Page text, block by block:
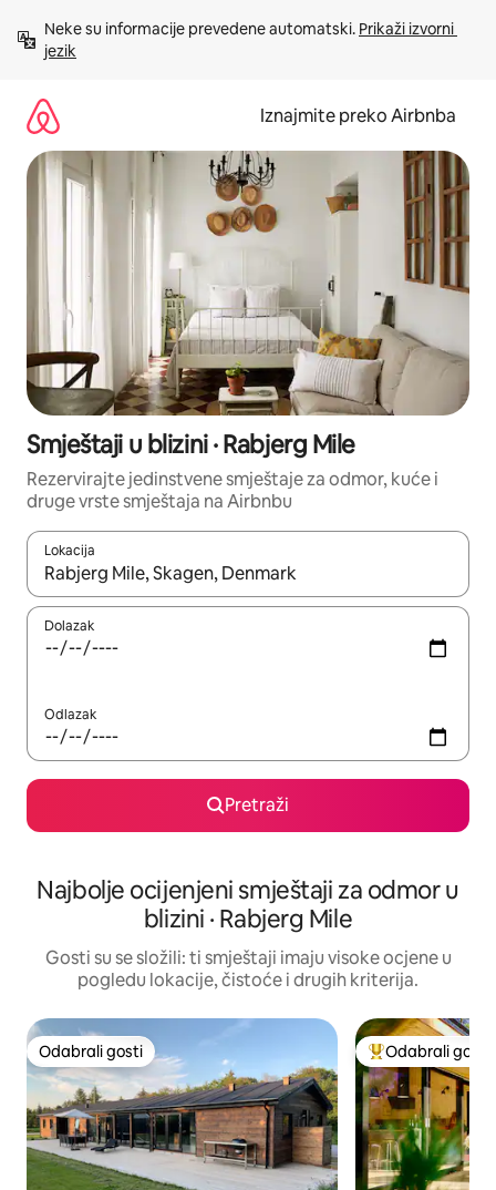
sadržaj
Neke su informacije prevedene automatski. Prikaži izvorni
jezik
Iznajmite preko Airbnba
Smještaji u blizini · Rabjerg Mile
Rezervirajte jedinstvene smještaje za odmor, kuće i
druge vrste smještaja na Airbnbu
Lokacija
Kada budu dostupni rezultati, moći ćete ih pregledati
Dolazak
Odlazak
Pretraži
Najbolje ocijenjeni smještaji za odmor u
blizini · Rabjerg Mile
Gosti su se složili: ti smještaji imaju visoke ocjene u
pogledu lokacije, čistoće i drugih kriterija.
Odabrali gosti
Odabrali gosti Među najviše
Odabrali gosti